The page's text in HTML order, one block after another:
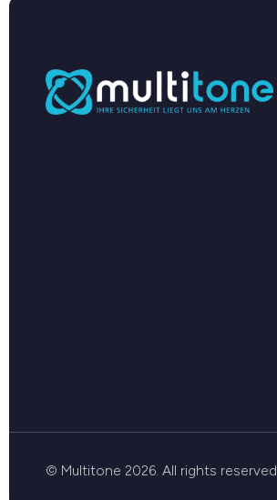
© Multitone 2026. All rights reserved.